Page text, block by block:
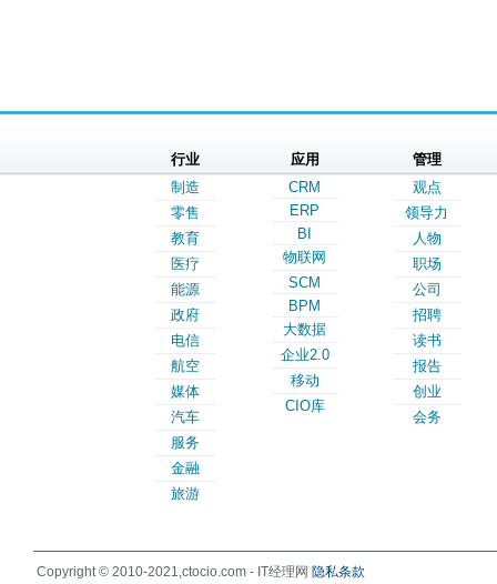
行业
制造
零售
教育
医疗
能源
政府
电信
航空
媒体
汽车
服务
金融
旅游
应用
CRM
ERP
BI
物联网
SCM
BPM
大数据
企业2.0
移动
CIO库
管理
观点
领导力
人物
职场
公司
招聘
读书
报告
创业
会务
Copyright © 2010-2021,ctocio.com - IT经理网 隐私条款